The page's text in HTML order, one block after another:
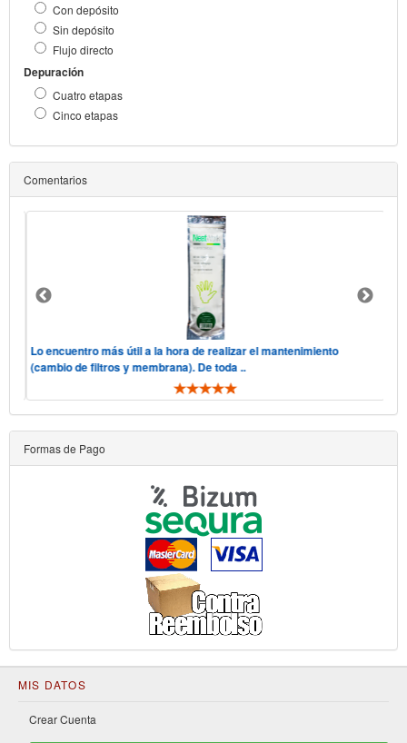
Con depósito
Sin depósito
Flujo directo
Depuración
Cuatro etapas
Cinco etapas
Comentarios
Lo encuentro más útil a la hora de realizar el mantenimiento
(cambio de filtros y membrana). De toda ..
Formas de Pago
MIS DATOS
Crear Cuenta